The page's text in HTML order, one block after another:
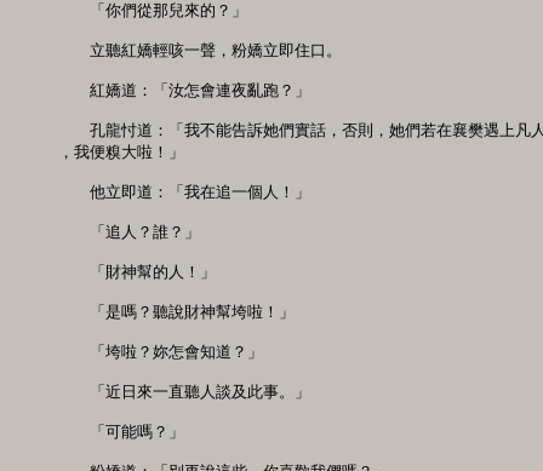
「你們從那兒來的？」
立聽紅嬌輕咳一聲，粉嬌立即住口。
紅嬌道：「汝怎會連夜亂跑？」
孔龍忖道：「我不能告訴她們實話，否則，她們若在襄樊遇上凡
，我便糗大啦！」
他立即道：「我在追一個人！」
「追人？誰？」
「財神幫的人！」
「是嗎？聽說財神幫垮啦！」
「垮啦？妳怎會知道？」
「近日來一直聽人談及此事。」
「可能嗎？」